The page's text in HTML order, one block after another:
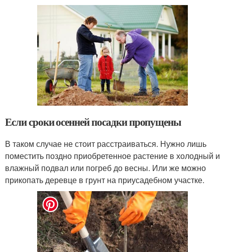
Если сроки осенней посадки пропущены
В таком случае не стоит расстраиваться. Нужно лишь
поместить поздно приобретенное растение в холодный и
влажный подвал или погреб до весны. Или же можно
прикопать деревце в грунт на приусадебном участке.